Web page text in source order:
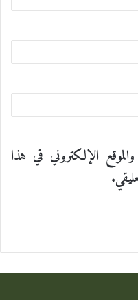
الإلكتروني في هذا